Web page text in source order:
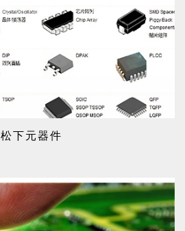
松下元器件